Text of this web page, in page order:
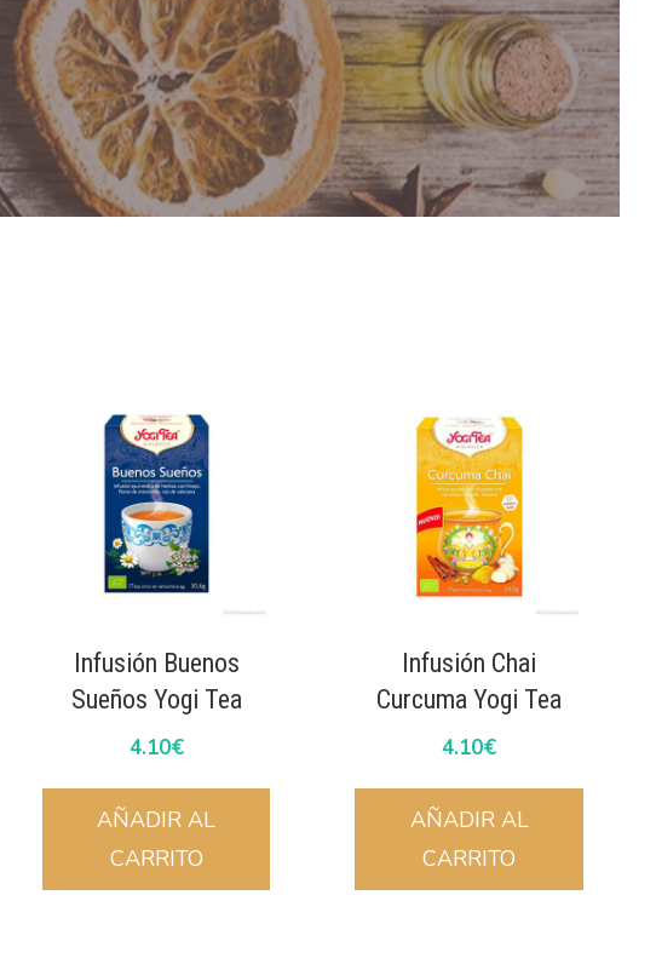
Infusión Buenos
Sueños Yogi Tea
4.10€
AÑADIR AL
CARRITO
Infusión Chai
Curcuma Yogi Tea
4.10€
AÑADIR AL
CARRITO